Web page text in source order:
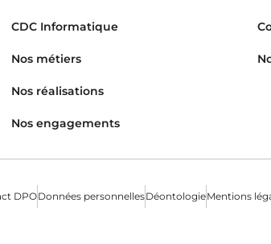
CDC Informatique
Nos métiers
Nos réalisations
Nos engagements
DPODonnées personnellesDéontologieMentions